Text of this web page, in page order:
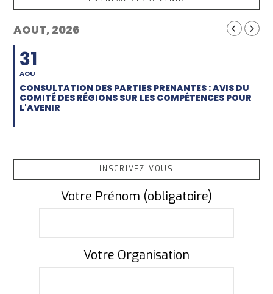
AOUT, 2026
31
AOU
CONSULTATION DES PARTIES PRENANTES : AVIS DU
COMITÉ DES RÉGIONS SUR LES COMPÉTENCES POUR
L'AVENIR
INSCRIVEZ-VOUS
Votre Prénom (obligatoire)
Votre Organisation